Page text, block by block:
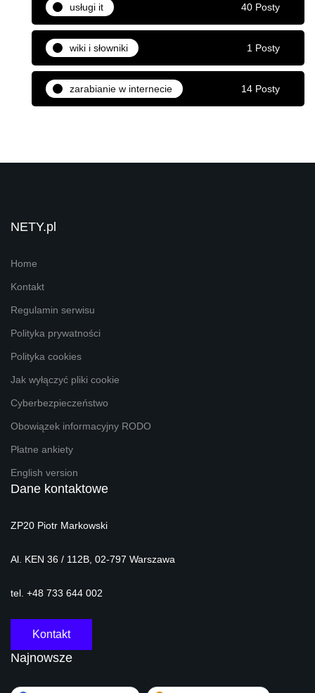
usługi it 40 Posty
wiki i słowniki 1 Posty
zarabianie w internecie 14 Posty
NETY.pl
Home
Kontakt
Regulamin serwisu
Polityka prywatności
Polityka cookies
Jak wyłączyć pliki cookie
Cyberbezpieczeństwo
Obowiązek informacyjny RODO
Płatne ankiety
English version
Dane kontaktowe
ZP20 Piotr Markowski
Al. KEN 36 / 112B, 02-797 Warszawa
tel. +48 733 644 002
Kontakt
Najnowsze